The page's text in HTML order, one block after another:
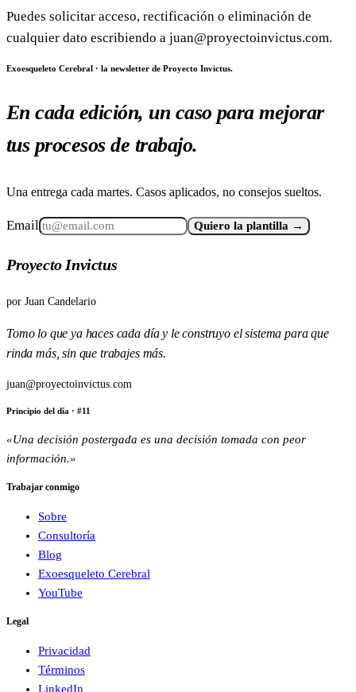
Puedes solicitar acceso, rectificación o eliminación de
cualquier dato escribiendo a juan@proyectoinvictus.com.
Exoesqueleto Cerebral · la newsletter de Proyecto Invictus.
En cada edición, un caso para mejorar
tus procesos de trabajo.
Una entrega cada martes. Casos aplicados, no consejos sueltos.
Email Quiero la plantilla →
Proyecto Invictus
por Juan Candelario
Tomo lo que ya haces cada día y le construyo el sistema para que
rinda más, sin que trabajes más.
juan@proyectoinvictus.com
Principio del día · #11
«Una decisión postergada es una decisión tomada con peor
información.»
Trabajar conmigo
Sobre
Consultoría
Blog
Exoesqueleto Cerebral
YouTube
Legal
Privacidad
Términos
LinkedIn